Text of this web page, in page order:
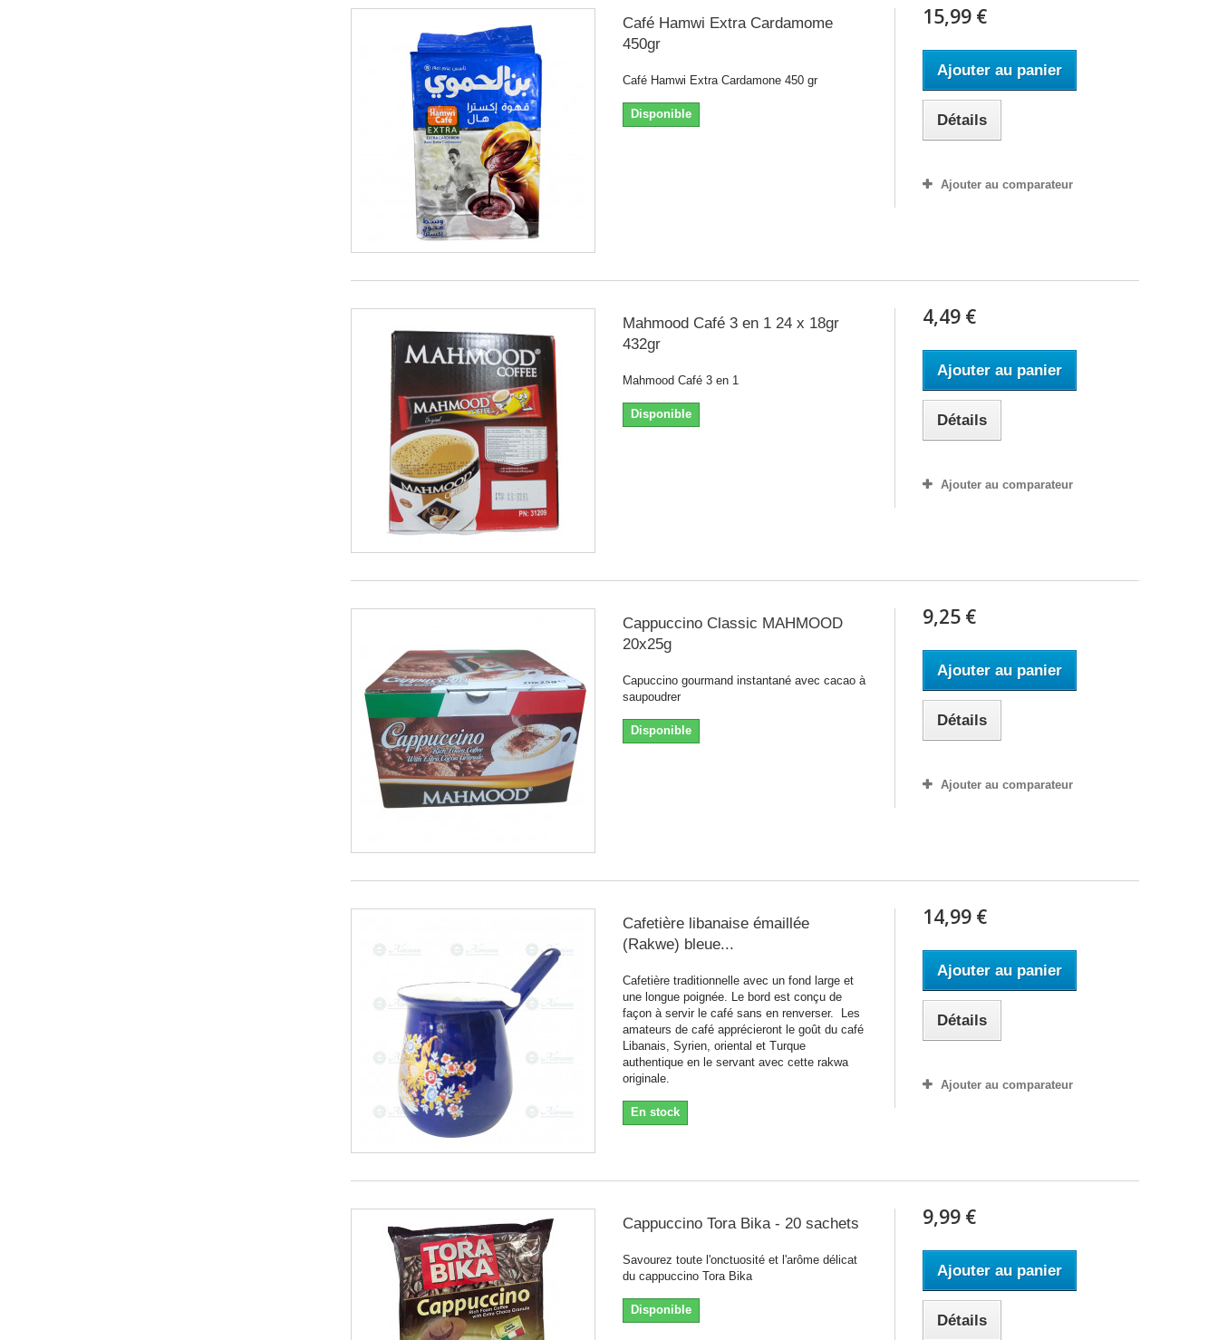
Café Hamwi Extra Cardamome
450gr
Café Hamwi Extra Cardamone 450 gr
Disponible
15,99 €
Ajouter au panier
Détails
Ajouter au comparateur
Mahmood Café 3 en 1 24 x 18gr
432gr
Mahmood Café 3 en 1
Disponible
4,49 €
Ajouter au panier
Détails
Ajouter au comparateur
Cappuccino Classic MAHMOOD
20x25g
Capuccino gourmand instantané avec cacao à
saupoudrer
Disponible
9,25 €
Ajouter au panier
Détails
Ajouter au comparateur
Cafetière libanaise émaillée
(Rakwe) bleue...
Cafetière traditionnelle avec un fond large et
une longue poignée. Le bord est conçu de
façon à servir le café sans en renverser. Les
amateurs de café apprécieront le goût du café
Libanais, Syrien, oriental et Turque
authentique en le servant avec cette rakwa
originale.
En stock
14,99 €
Ajouter au panier
Détails
Ajouter au comparateur
Cappuccino Tora Bika - 20 sachets
Savourez toute l'onctuosité et l'arôme délicat
du cappuccino Tora Bika
Disponible
9,99 €
Ajouter au panier
Détails